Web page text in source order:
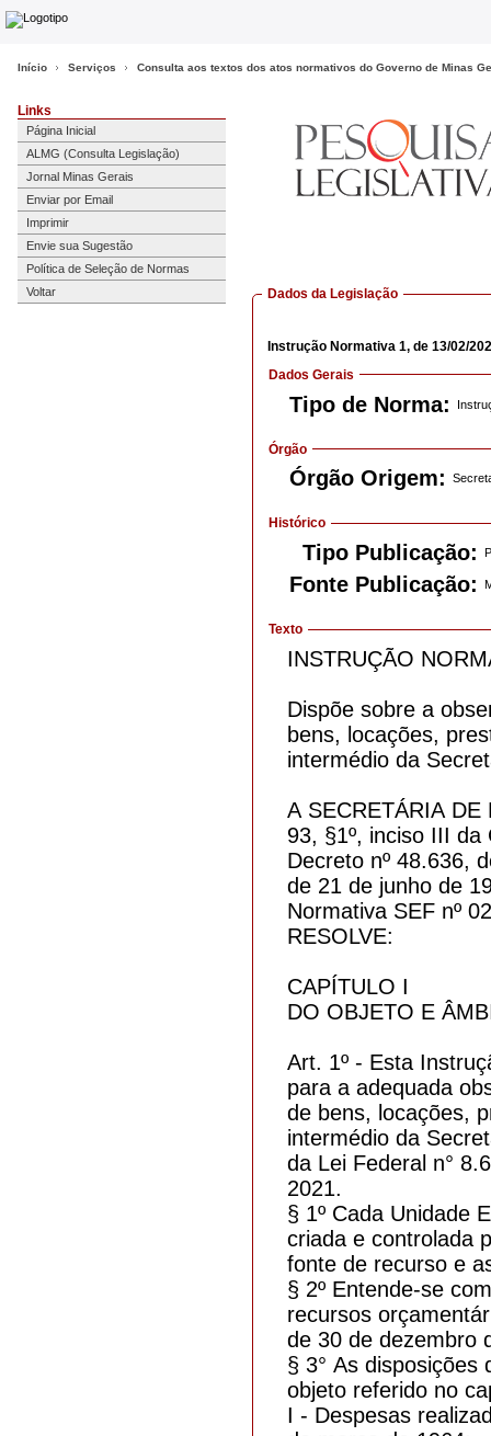
Início Serviços Consulta aos textos dos atos normativos do Governo de Minas
Links
Página Inicial
ALMG (Consulta Legislação)
Jornal Minas Gerais
Enviar por Email
Imprimir
Envie sua Sugestão
Política de Seleção de Normas
Voltar
Dados da Legislação
Instrução Normativa 1, de 13/02/
Dados Gerais
Tipo de Norma:
Órgão
Órgão Origem:
Histórico
Tipo Publicação:
Fonte Publicação:
Texto
INSTRUÇÃO
Dispõe sobre a
bens, locações,
intermédio da
A SECRETÁRIA
93, §1º, inciso III
Decreto nº 48.636,
de 21 de junho de
Normativa SEF nº
RESOLVE:
CAPÍTULO I
DO OBJETO E
Art. 1º - Esta
para a adequada
de bens, locações,
intermédio da
da Lei Federal n°
2021.
§ 1º Cada Unidade
criada e controlada
fonte de recurso e
§ 2º Entende-se
recursos
de 30 de dezembro
§ 3° As
objeto referido no
I - Despesas